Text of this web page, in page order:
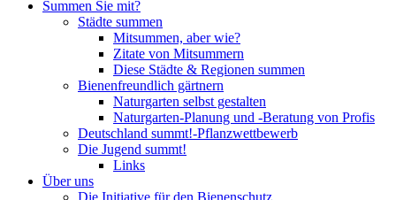
Summen Sie mit?
Städte summen
Mitsummen, aber wie?
Zitate von Mitsummern
Diese Städte & Regionen summen
Bienenfreundlich gärtnern
Naturgarten selbst gestalten
Naturgarten-Planung und -Beratung von Profis
Deutschland summt!-Pflanzwettbewerb
Die Jugend summt!
Links
Über uns
Die Initiative für den Bienenschutz